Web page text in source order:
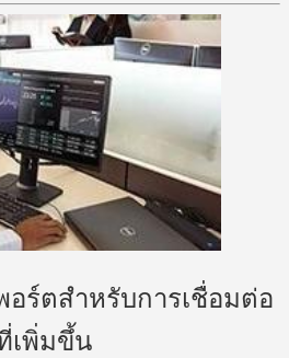
อร์ตสำหรับการเชื่อมต่อ
เพิ่มขึ้น